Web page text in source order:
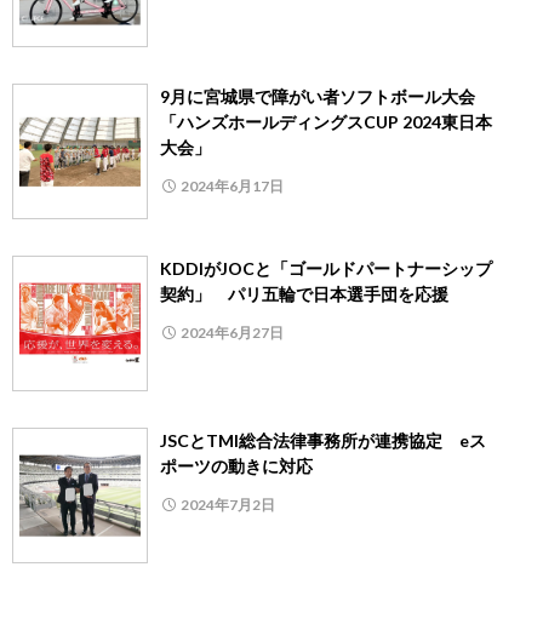
9月に宮城県で障がい者ソフトボール大会
「ハンズホールディングスCUP 2024東日本
大会」
2024年6月17日
KDDIがJOCと「ゴールドパートナーシップ
契約」 パリ五輪で日本選手団を応援
2024年6月27日
JSCとTMI総合法律事務所が連携協定 eス
ポーツの動きに対応
2024年7月2日